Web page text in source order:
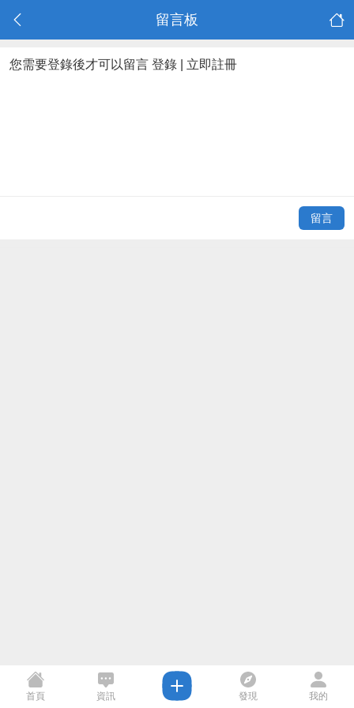
留言板
您需要登錄後才可以留言 登錄 立即註冊
留言
首頁 資訊 發現 我的